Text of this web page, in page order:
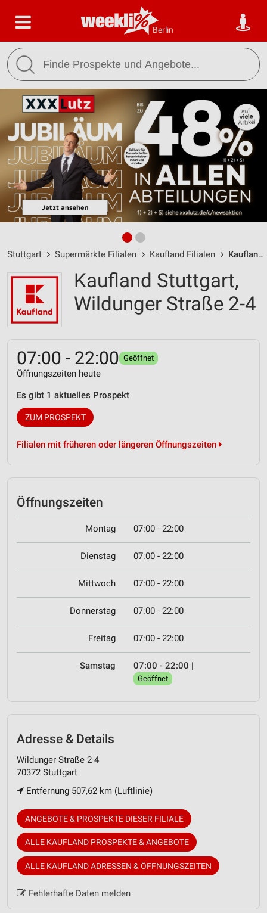
Berlin
Stuttgart Supermärkte Filialen Kaufland Filialen Kaufland Stuttgart / Wildunger Straße 2-4 - Öffnungszeiten & Adresse
Kaufland Stuttgart,
Wildunger Straße 2-4
07:00 - 22:00 Geöffnet
Öffnungszeiten heute
Es gibt 1 aktuelles Prospekt
ZUM PROSPEKT
Filialen mit früheren oder längeren Öffnungszeiten
Öffnungszeiten
Montag 07:00 - 22:00
Dienstag 07:00 - 22:00
Mittwoch 07:00 - 22:00
Donnerstag 07:00 - 22:00
Freitag 07:00 - 22:00
Samstag 07:00 - 22:00 |
Geöffnet
Adresse & Details
Wildunger Straße 2-4
70372 Stuttgart
Entfernung 507,62 km (Luftlinie)
ANGEBOTE & PROSPEKTE DIESER FILIALE
ALLE KAUFLAND PROSPEKTE & ANGEBOTE
ALLE KAUFLAND ADRESSEN & ÖFFNUNGSZEITEN
Fehlerhafte Daten melden